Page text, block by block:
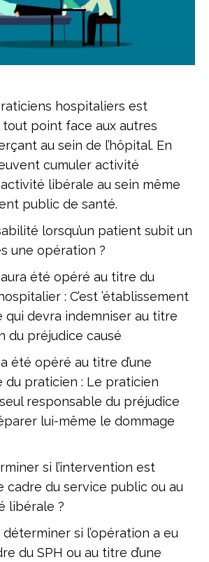
hospitaliers est
point face aux autres
au sein de l’hôpital. En
cumuler activité
libérale au sein même
public de santé.
lorsqu’un patient subit un
une opération ?
été opéré au titre du
: C’est ’établissement
qui devra indemniser au titre
du préjudice causé
été opéré au titre d’une
praticien : Le praticien
responsable du préjudice
lui-même le dommage
si l’intervention est
cadre du service public ou au
libérale ?
si l’opération a eu
du SPH ou au titre d’une